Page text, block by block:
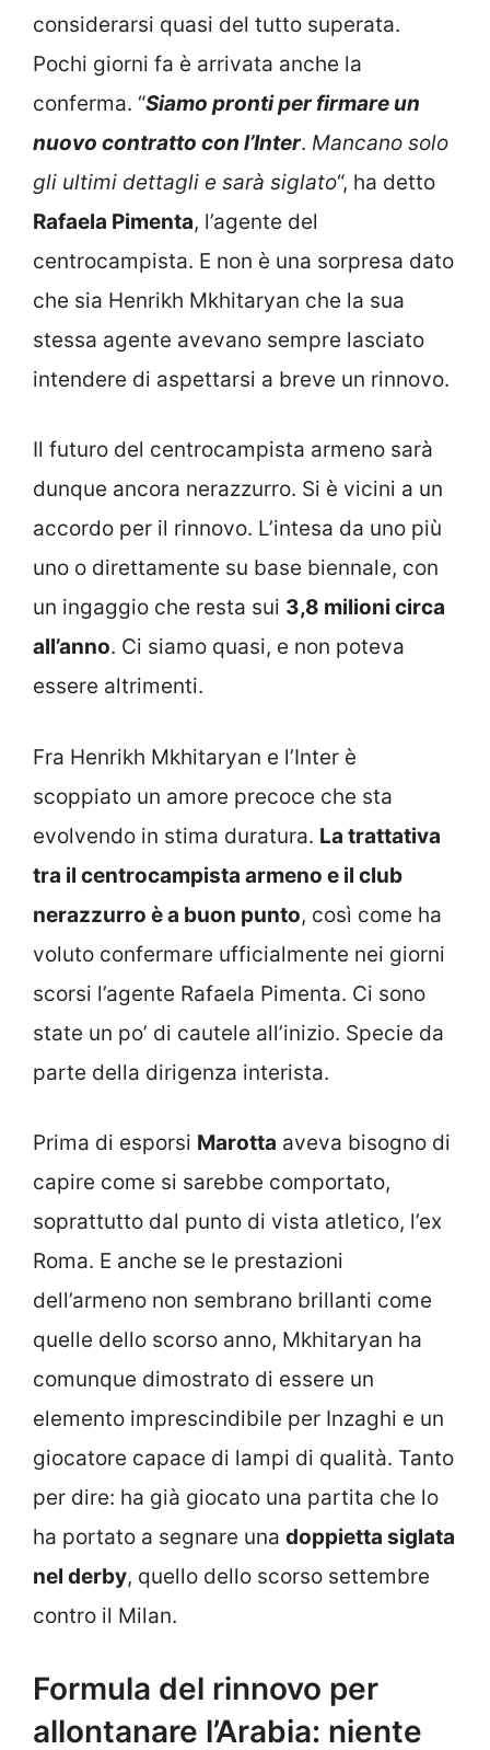
considerarsi quasi del tutto superata.
Pochi giorni fa è arrivata anche la
conferma. “Siamo pronti per firmare un
nuovo contratto con l’Inter. Mancano solo
gli ultimi dettagli e sarà siglato“, ha detto
Rafaela Pimenta, l’agente del
centrocampista. E non è una sorpresa dato
che sia Henrikh Mkhitaryan che la sua
stessa agente avevano sempre lasciato
intendere di aspettarsi a breve un rinnovo.
Il futuro del centrocampista armeno sarà
dunque ancora nerazzurro. Si è vicini a un
accordo per il rinnovo. L’intesa da uno più
uno o direttamente su base biennale, con
un ingaggio che resta sui 3,8 milioni circa
all’anno. Ci siamo quasi, e non poteva
essere altrimenti.
Fra Henrikh Mkhitaryan e l’Inter è
scoppiato un amore precoce che sta
evolvendo in stima duratura. La trattativa
tra il centrocampista armeno e il club
nerazzurro è a buon punto, così come ha
voluto confermare ufficialmente nei giorni
scorsi l’agente Rafaela Pimenta. Ci sono
state un po’ di cautele all’inizio. Specie da
parte della dirigenza interista.
Prima di esporsi Marotta aveva bisogno di
capire come si sarebbe comportato,
soprattutto dal punto di vista atletico, l’ex
Roma. E anche se le prestazioni
dell’armeno non sembrano brillanti come
quelle dello scorso anno, Mkhitaryan ha
comunque dimostrato di essere un
elemento imprescindibile per Inzaghi e un
giocatore capace di lampi di qualità. Tanto
per dire: ha già giocato una partita che lo
ha portato a segnare una doppietta siglata
nel derby, quello dello scorso settembre
contro il Milan.
Formula del rinnovo per
allontanare l’Arabia: niente